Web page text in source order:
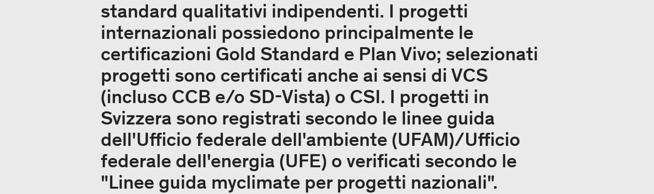
standard qualitativi indipendenti. I progetti
internazionali possiedono principalmente le
certificazioni Gold Standard e Plan Vivo; selezionati
progetti sono certificati anche ai sensi di VCS
(incluso CCB e/o SD-Vista) o CSI. I progetti in
Svizzera sono registrati secondo le linee guida
dell'Ufficio federale dell'ambiente (UFAM)/Ufficio
federale dell'energia (UFE) o verificati secondo le
"Linee guida myclimate per progetti nazionali".